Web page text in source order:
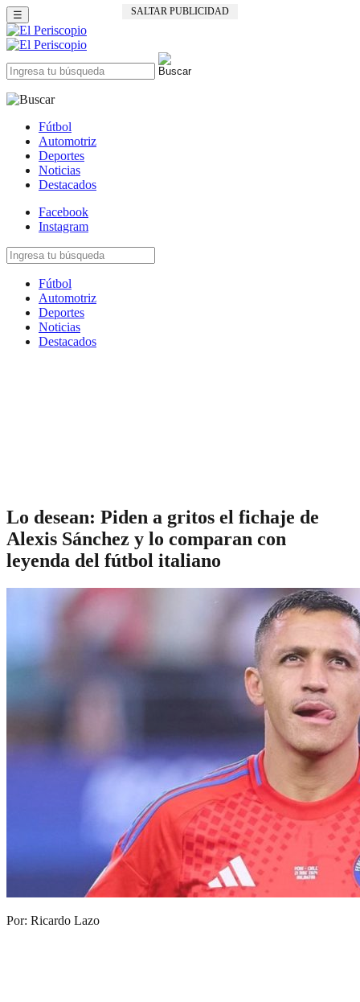
☰
Fútbol
Automotriz
Deportes
Noticias
Destacados
Facebook
Instagram
Fútbol
Automotriz
Deportes
Noticias
Destacados
Lo desean: Piden a gritos el fichaje de
Alexis Sánchez y lo comparan con
leyenda del fútbol italiano
Por: Ricardo Lazo